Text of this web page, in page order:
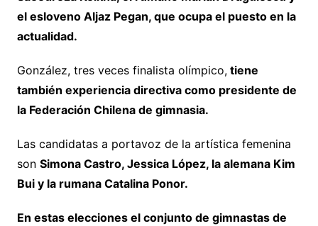
el esloveno Aljaz Pegan, que ocupa el puesto en la
actualidad.
González, tres veces finalista olímpico,tiene
también experiencia directiva como presidente de
la Federación Chilena de gimnasia.
Las candidatas a portavoz de la artística femenina
son Simona Castro, Jessica López, la alemana Kim
Bui y la rumana Catalina Ponor.
En estas elecciones el conjunto de gimnastas de